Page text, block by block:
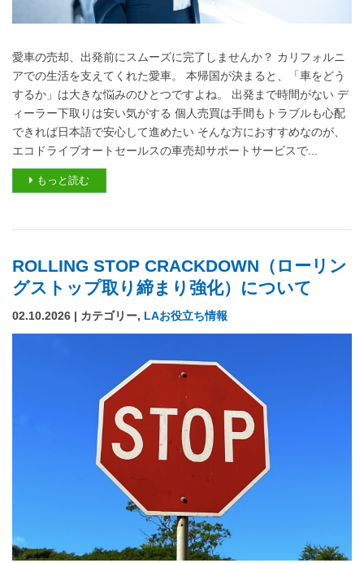
愛車の売却、出発前にスムーズに完了しませんか？ カリフォルニ
アでの生活を支えてくれた愛車。 本帰国が決まると、「車をどう
するか」は大きな悩みのひとつですよね。 出発まで時間がない デ
ィーラー下取りは安い気がする 個人売買は手間もトラブルも心配
できれば日本語で安心して進めたい そんな方におすすめなのが、
エコドライブオートセールスの車売却サポートサービスで...
もっと読む
ROLLING STOP CRACKDOWN（ローリン
グストップ取り締まり強化）について
02.10.2026 | カテゴリー, LAお役立ち情報